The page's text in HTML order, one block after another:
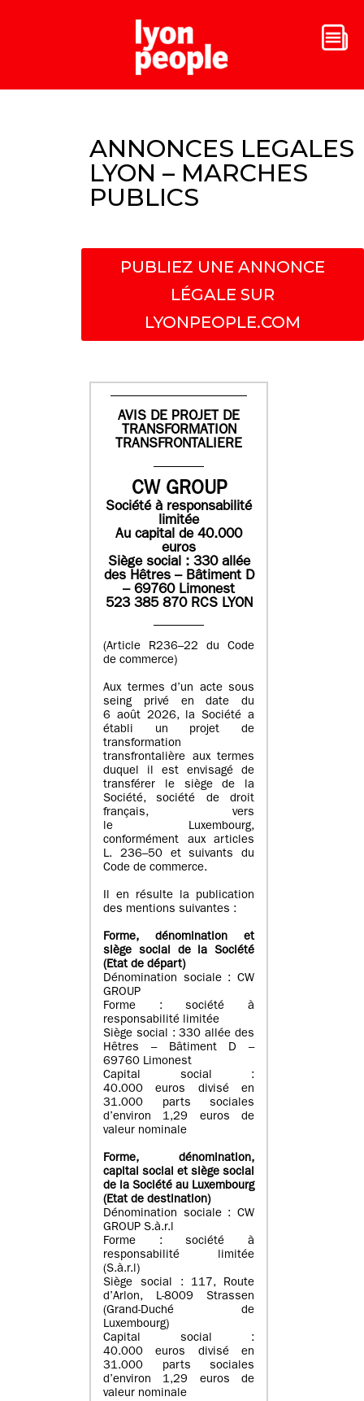
ANNONCES LEGALES
LYON – MARCHES
PUBLICS
PUBLIEZ UNE ANNONCE
LÉGALE SUR
LYONPEOPLE.COM
AVIS DE PROJET DE
TRANSFORMATION
TRANSFRONTALIERE
CW GROUP
Société à responsabilité
limitée
Au capital de 40.000
euros
Siège social : 330 allée
des Hêtres – Bâtiment D
– 69760 Limonest
523 385 870 RCS LYON
(Article R236–22 du Code
de commerce)
Aux termes d’un acte sous
seing privé en date du
6 août 2026, la Société a
établi un projet de
transformation
transfrontalière aux termes
duquel il est envisagé de
transférer le siège de la
Société, société de droit
français, vers
le Luxembourg,
conformément aux articles
L. 236–50 et suivants du
Code de commerce.
Il en résulte la publication
des mentions suivantes :
Forme, dénomination et
siège social de la Société
(Etatde départ)
Dénomination sociale : CW
GROUP
Forme : société à
responsabilité limitée
Siège social : 330 allée des
Hêtres – Bâtiment D –
69760 Limonest
Capital social :
40.000 euros divisé en
31.000 parts sociales
d’environ 1,29 euros de
valeur nominale
Forme, dénomination,
capital social et siège social
de la Société au Luxembourg
(Etat de destination)
Dénomination sociale : CW
GROUP S.à.r.l
Forme : société à
responsabilité limitée
(S.à.r.l)
Siège social : 117, Route
d’Arlon, L-8009 Strassen
(Grand-Duché de
Luxembourg)
Capital social :
40.000 euros divisé en
31.000 parts sociales
d’environ 1,29 euros de
valeur nominale